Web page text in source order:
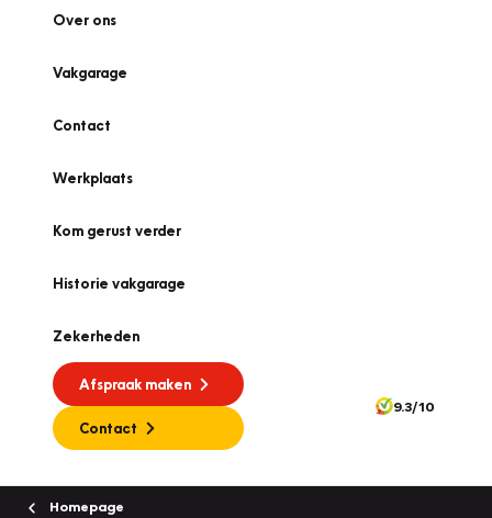
Over ons
Vakgarage
Contact
Werkplaats
Kom gerust verder
Historie vakgarage
Zekerheden
Afspraak maken
Contact
9.3/10
Homepage